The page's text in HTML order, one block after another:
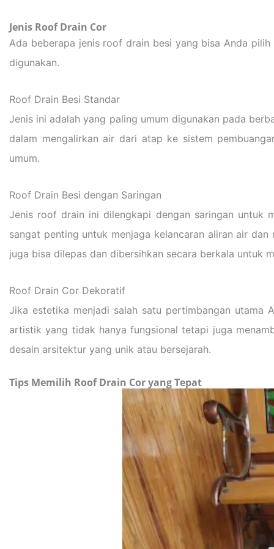
Jenis Roof Drain Cor
Ada beberapa jenis roof drain besi yang bisa Anda
digunakan.
Roof Drain Besi Standar
Jenis ini adalah yang paling umum digunakan pada
dalam mengalirkan air dari atap ke sistem
umum.
Roof Drain Besi dengan Saringan
Jenis roof drain ini dilengkapi dengan saringan untuk
sangat penting untuk menjaga kelancaran aliran air
juga bisa dilepas dan dibersihkan secara berkala untuk
Roof Drain Cor Dekoratif
Jika estetika menjadi salah satu pertimbangan
artistik yang tidak hanya fungsional tetapi juga
desain arsitektur yang unik atau bersejarah.
Tips Memilih Roof Drain Cor yang Tepat